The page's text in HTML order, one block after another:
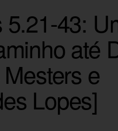
5.21-43:
até
e
Lopes]